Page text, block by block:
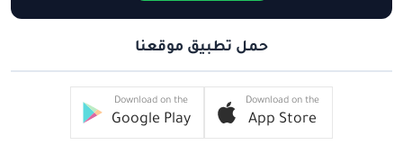
حمل تطبيق موقعنا
Download on the
App Store
Download on the
Google Play